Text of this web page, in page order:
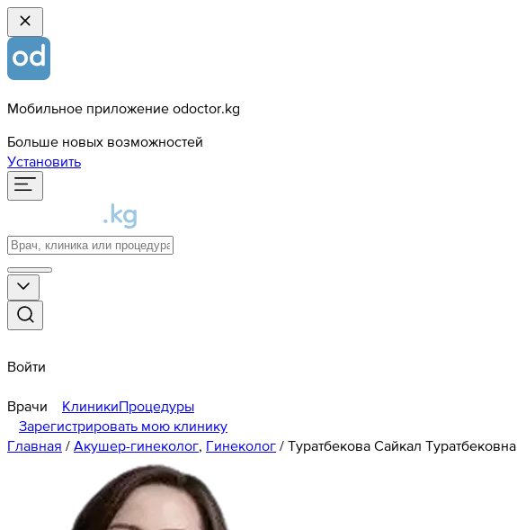
Мобильное приложение odoctor.kg
Больше новых возможностей
Установить
Войти
Врачи КлиникиПроцедуры
Зарегистрировать мою клинику
Главная / Акушер-гинеколог, Гинеколог / Туратбекова Сайкал Туратбековна